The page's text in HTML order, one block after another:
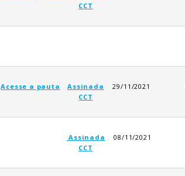
CCT
Acesse a pauta
Assinada
CCT
29/11/2021
Assinada
CCT
08/11/2021